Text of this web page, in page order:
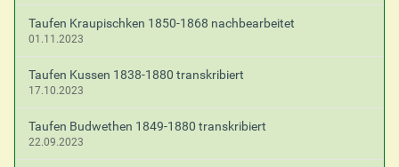
Taufen Kraupischken 1850-1868 nachbearbeitet
01.11.2023
Taufen Kussen 1838-1880 transkribiert
17.10.2023
Taufen Budwethen 1849-1880 transkribiert
22.09.2023